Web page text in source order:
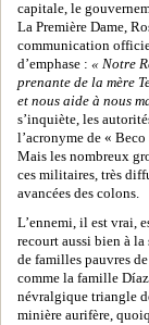
capitale, le
La Première Dame,
communication
d’emphase : « Notre
prenante de la mère
et nous aide à nous
s’inquiète, les
l’acronyme de «
Mais les nombreux
ces militaires, très
avancées des colons.
L’ennemi, il est vrai,
recourt aussi bien à
de familles pauvres
comme la famille
névralgique triangle
minière aurifère,